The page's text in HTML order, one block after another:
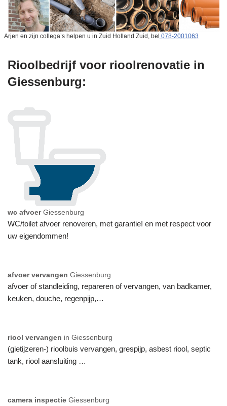
Arjen en zijn collega’s helpen u in Zuid Holland Zuid, bel 078-2001063
Rioolbedrijf voor rioolrenovatie in
Giessenburg:
wc afvoer Giessenburg
WC/toilet afvoer renoveren, met garantie! en met respect voor
uw eigendommen!
afvoer vervangen Giessenburg
afvoer of standleiding, repareren of vervangen, van badkamer,
keuken, douche, regenpijp,…
riool vervangen in Giessenburg
(gietijzeren-) rioolbuis vervangen, grespijp, asbest riool, septic
tank, riool aansluiting …
camera inspectie Giessenburg